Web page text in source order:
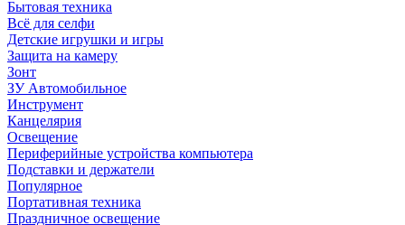
Бытовая техника
Всё для селфи
Детские игрушки и игры
Защита на камеру
Зонт
ЗУ Автомобильное
Инструмент
Канцелярия
Освещение
Периферийные устройства компьютера
Подставки и держатели
Популярное
Портативная техника
Праздничное освещение